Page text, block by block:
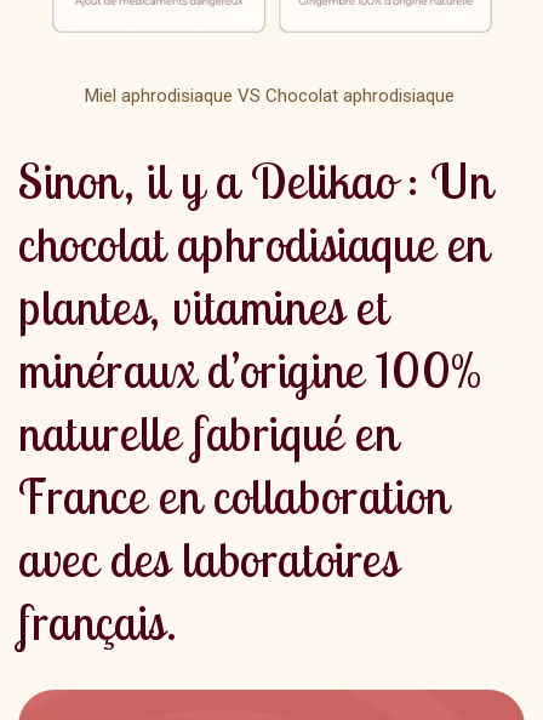
Miel aphrodisiaque VS Chocolat aphrodisiaque
Sinon, il y a Delikao : Un
chocolat aphrodisiaque en
plantes, vitamines et
minéraux d’origine 100%
naturelle fabriqué en
France en collaboration
avec des laboratoires
français.